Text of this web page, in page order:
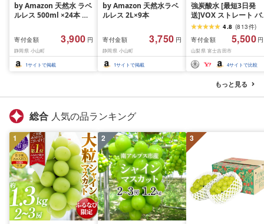
by Amazon 天然水 ラベ
ルレス 500ml ×24本 富
ム含有 水 ミネラルウォ
ーター ペットボトル 静
岡県産 500ミリリットル
(Smart Basic)
寄付金額 3,900 円
静岡県 小山町
1サイトで掲載
by Amazon 天然水ラベ
ルレス 2L×9本
寄付金額 3,750 円
静岡県 小山町
1サイトで掲載
強炭酸水 [最短3日発
送]VOX ストレート バ
ジウム 強炭酸水 35本
500ml ラベルレス[富
吉田市限定カートン]
酸
4.8 (813件)
寄付金額
5,500
山梨県 富士吉田市
4サイトで比較
もっと見る
総合 人気の品ランキング
1 2 3